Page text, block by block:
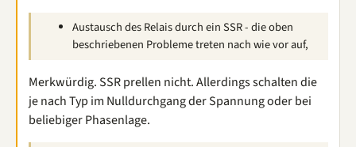
Austausch des Relais durch ein SSR - die oben
beschriebenen Probleme treten nach wie vor auf,
Merkwürdig. SSR prellen nicht. Allerdings schalten die
je nach Typ im Nulldurchgang der Spannung oder bei
beliebiger Phasenlage.